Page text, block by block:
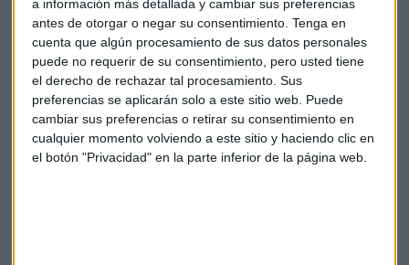
a información más detallada y cambiar sus preferencias
antes de otorgar o negar su consentimiento. Tenga en
cuenta que algún procesamiento de sus datos personales
puede no requerir de su consentimiento, pero usted tiene
el derecho de rechazar tal procesamiento. Sus
preferencias se aplicarán solo a este sitio web. Puede
cambiar sus preferencias o retirar su consentimiento en
cualquier momento volviendo a este sitio y haciendo clic en
el botón "Privacidad" en la parte inferior de la página web.
EXCLUSIVA | Javier Pemán (Nvidia): "Estamos
en el momento Iphone de la IA"
Conocemos desde dentro el modelo de negocio del
gigante tecnológico y los grandes retos de la IA con
su responsable de Negocio Corporativo en España.
Capital Radio / 2024-04-03
Autónomos, vivienda y crypto en la